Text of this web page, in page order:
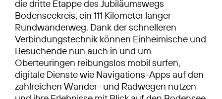
die dritte Etappe des Jubiläumswegs
Bodenseekreis, ein 111 Kilometer langer
Rundwanderweg. Dank der schnelleren
Verbindungstechnik können Einheimische und
Besuchende nun auch in und um
Oberteuringen reibungslos mobil surfen,
digitale Dienste wie Navigations-Apps auf den
zahlreichen Wander- und Radwegen nutzen